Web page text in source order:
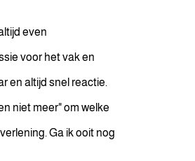
even
voor het vak en
en altijd snel reactie.
niet meer" om welke
Ga ik ooit nog